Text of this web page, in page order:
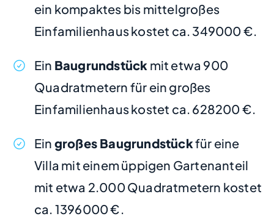
ein kompaktes bis mittelgroßes
Einfamilienhaus kostet ca. 349000 €.
Ein Baugrundstück mit etwa 900
Quadratmetern für ein großes
Einfamilienhaus kostet ca. 628200 €.
Ein großes Baugrundstückfür eine
Villa mit einem üppigen Gartenanteil
mit etwa 2.000 Quadratmetern kostet
ca. 1396000 €.